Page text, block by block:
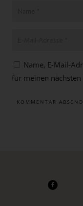
Name, E-Mail-
für meinen
KOMMENTAR